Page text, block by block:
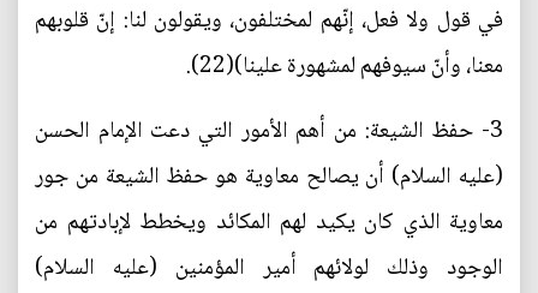
في قول ولا فعل، إنّهم لمختلفون، ويقولون لنا: إنّ قلوبهم
معنا، وأنّ سيوفهم لمشهورة علينا)(22).
3- حفظ الشيعة: من أهم الأمور التي دعت الإمام الحسن
(عليه السلام) أن يصالح معاوية هو حفظ الشيعة من جور
معاوية الذي كان يكيد لهم المكائد ويخطط لإبادتهم من
الوجود وذلك لولائهم أمير المؤمنين (عليه السلام)